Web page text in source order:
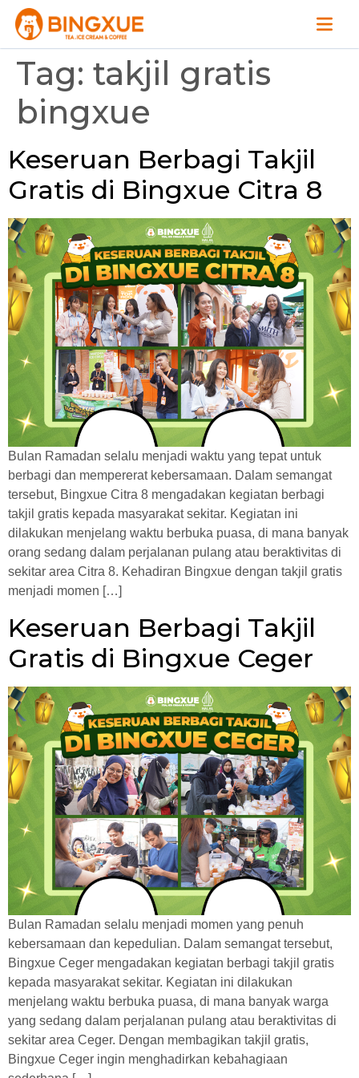
Tag: takjil gratis
bingxue
Keseruan Berbagi Takjil
Gratis di Bingxue Citra 8
Bulan Ramadan selalu menjadi waktu yang tepat untuk
berbagi dan mempererat kebersamaan. Dalam semangat
tersebut, Bingxue Citra 8 mengadakan kegiatan berbagi
takjil gratis kepada masyarakat sekitar. Kegiatan ini
dilakukan menjelang waktu berbuka puasa, di mana banyak
orang sedang dalam perjalanan pulang atau beraktivitas di
sekitar area Citra 8. Kehadiran Bingxue dengan takjil gratis
menjadi momen […]
Keseruan Berbagi Takjil
Gratis di Bingxue Ceger
Bulan Ramadan selalu menjadi momen yang penuh
kebersamaan dan kepedulian. Dalam semangat tersebut,
Bingxue Ceger mengadakan kegiatan berbagi takjil gratis
kepada masyarakat sekitar. Kegiatan ini dilakukan
menjelang waktu berbuka puasa, di mana banyak warga
yang sedang dalam perjalanan pulang atau beraktivitas di
sekitar area Ceger. Dengan membagikan takjil gratis,
Bingxue Ceger ingin menghadirkan kebahagiaan